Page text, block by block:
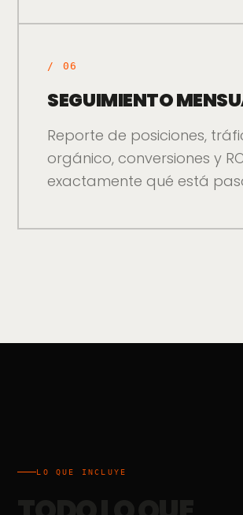
/ 06
SEGUIMIENTO
Reporte de posiciones,
orgánico, conversiones y
exactamente qué está
LO QUE INCLUYE